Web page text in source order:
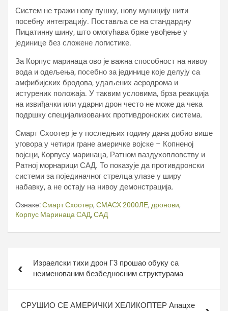
Систем не тражи нову пушку, нову муницију нити
посебну интеграцију. Поставља се на стандардну
Пицатиннy шину, што омогућава брже увођење у
јединице без сложене логистике.
За Корпус маринаца ово је важна способност на нивоу
вода и одељења, посебно за јединице које делују са
амфибијских бродова, удаљених аеродрома и
истурених положаја. У таквим условима, брза реакција
на извиђачки или ударни дрон често не може да чека
подршку специјализованих противдронских система.
Смарт Схоотер је у последњих годину дана добио више
уговора у четири гране америчке војске – Копненој
војсци, Корпусу маринаца, Ратном ваздухопловству и
Ратној морнарици САД. То показује да противдронски
системи за појединачног стрелца улазе у ширу
набавку, а не остају на нивоу демонстрација.
Ознаке:Смарт Схоотер, СМАСХ 2000ЛЕ, дронови,
Корпус Маринаца САД, САД
чланкаИзраелски тихи дрон Г3 прошао обуку са
неименованим безбедносним структурама
СРУШИО СЕ АМЕРИЧКИ ХЕЛИКОПТЕР Апацхе